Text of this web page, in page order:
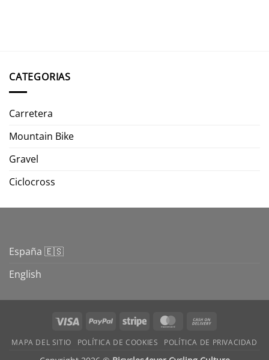
CATEGORIAS
Carretera
Mountain Bike
Gravel
Ciclocross
España 🇪🇸
English
Visa PayPal Stripe MasterCard
Delivery
MAPA DEL SITIO POLÍTICA DE COOKIES POLÍTICA DE PRIVACIDAD